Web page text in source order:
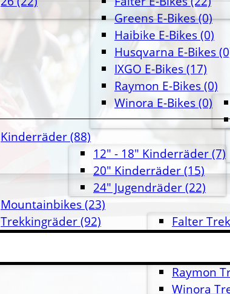
Greens E-Bikes(0)
Haibike E-Bikes(0)
Husqvarna E-Bikes
IXGO E-Bikes(17)
Raymon E-Bikes(0)
Winora E-Bikes(0)
Kinderräder(88)
12" - 18" Kinderräder(7)
20" Kinderräder(15)
24" Jugendräder(22)
Mountainbikes(23)
Trekkingräder(92) Falter
Greens
Raymon
Winora
Zubehör(708)